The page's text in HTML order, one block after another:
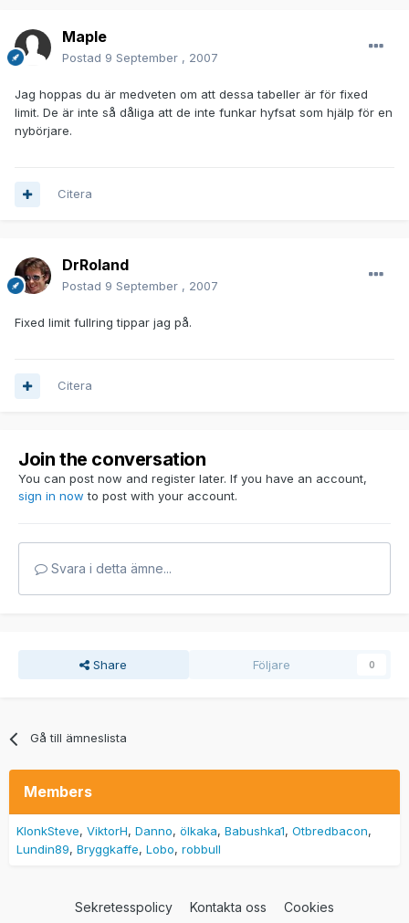
Maple
Postad 9 September , 2007
Jag hoppas du är medveten om att dessa tabeller är för fixed
limit. De är inte så dåliga att de inte funkar hyfsat som hjälp för en
nybörjare.
Citera
DrRoland
Postad 9 September , 2007
Fixed limit fullring tippar jag på.
Citera
Join the conversation
You can post now and register later. If you have an account,
sign in now to post with your account.
Svara i detta ämne...
Share Följare 0
Gå till ämneslista
Members
KlonkSteve ViktorH Danno ölkaka Babushka1 Otbredbacon
Lundin89 Bryggkaffe Lobo robbull
Sekretesspolicy Kontakta oss Cookies